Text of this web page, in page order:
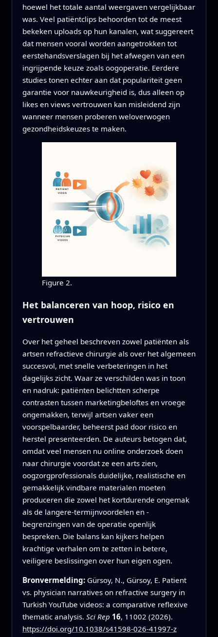
hoewel het totale aantal weergaven vergelijkbaar
was. Veel patiëntclips behoorden tot de meest
bekeken uploads op hun kanalen, wat suggereert
dat mensen vooral worden aangetrokken tot
eerstehandsverslagen bij het afwegen van een
ingrijpende keuze zoals oogoperatie. Eerdere
studies tonen echter aan dat populariteit geen
garantie voor nauwkeurigheid is, dus alleen op
likes en views vertrouwen kan misleidend zijn
wanneer mensen proberen weloverwogen
gezondheidskeuzes te maken.
Figure 2.
Het balanceren van hoop, risico en
vertrouwen
Over het geheel beschreven zowel patiënten als
artsen refractieve chirurgie als over het algemeen
succesvol, met snelle verbeteringen in het
dagelijks zicht. Waar ze verschilden was in toon
en nadruk: patiënten belichtten scherpe
contrasten tussen marketingbeloftes en vroege
ongemakken, terwijl artsen vaker een
voorspelbaarder, beheerst pad door risico en
herstel presenteerden. De auteurs betogen dat,
omdat veel mensen nu online onderzoek doen
naar chirurgie voordat ze een arts zien,
oogzorgprofessionals duidelijke, realistische en
gemakkelijk vindbare materialen moeten
produceren die zowel het kortdurende ongemak
als de langere-termijnvoordelen en -
begrenzingen van de operatie openlijk
bespreken. Die balans kan kijkers helpen
krachtige verhalen om te zetten in betere,
veiligere beslissingen over hun eigen ogen.
Bronvermelding: Gürsoy, N., Gürsoy, E. Patient
vs. physician narratives on refractive surgery in
Turkish YouTube videos: a comparative reflexive
thematic analysis. Sci Rep 16, 11002 (2026).
https://doi.org/10.1038/s41598-026-41997-z